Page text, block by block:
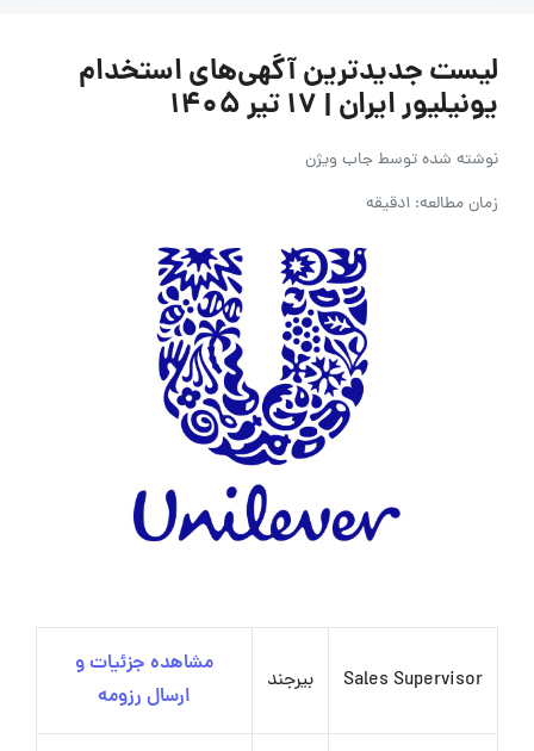
لیست جدیدترین آگهی‌های استخدام
یونیلیور ایران | ۱۷ تیر ۱۴۰۵
نوشته شده توسطجاب ویژن
زمان مطالعه: 1دقیقه
Sales Supervisor بیرجند
مشاهده جزئیات و
ارسال رزومه